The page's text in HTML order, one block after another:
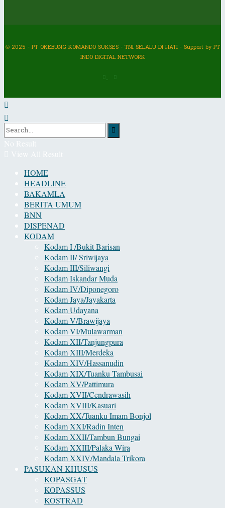
© 2025 - PT OKEBUNG KOMANDO SUKSES - TNI SELALU DI HATI - Support by PT
INDO DIGITAL NETWORK
No Result
View All Result
HOME
HEADLINE
BAKAMLA
BERITA UMUM
BNN
DISPENAD
KODAM
Kodam I /Bukit Barisan
Kodam II/ Sriwijaya
Kodam III/Siliwangi
Kodam Iskandar Muda
Kodam IV/Diponegoro
Kodam Jaya/Jayakarta
Kodam Udayana
Kodam V/Brawijaya
Kodam VI/Mulawarman
Kodam XII/Tanjungpura
Kodam XIII/Merdeka
Kodam XIV/Hassanudin
Kodam XIX/Tuanku Tambusai
Kodam XV/Pattimura
Kodam XVII/Cendrawasih
Kodam XVIII/Kasuari
Kodam XX/Tuanku Imam Bonjol
Kodam XXI/Radin Inten
Kodam XXII/Tambun Bungai
Kodam XXIII/Palaka Wira
Kodam XXIV/Mandala Trikora
PASUKAN KHUSUS
KOPASGAT
KOPASSUS
KOSTRAD